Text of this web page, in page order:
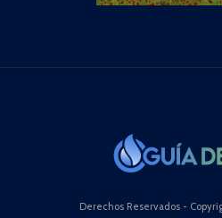
Derechos Reservados -